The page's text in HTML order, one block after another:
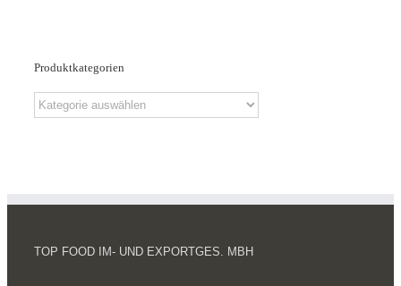
Produktkategorien
TOP FOOD IM- UND EXPORTGES. MBH